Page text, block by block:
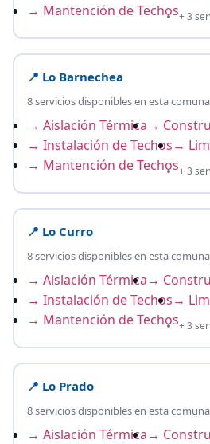
→ Mantención de Techos+ 3
📍 Lo Barnechea
8 servicios disponibles en esta
→ Aislación Térmica→
→ Instalación de Techos→
→ Mantención de Techos+ 3
📍 Lo Curro
8 servicios disponibles en esta
→ Aislación Térmica→
→ Instalación de Techos→
→ Mantención de Techos+ 3
📍 Lo Prado
8 servicios disponibles en esta
→ Aislación Térmica→